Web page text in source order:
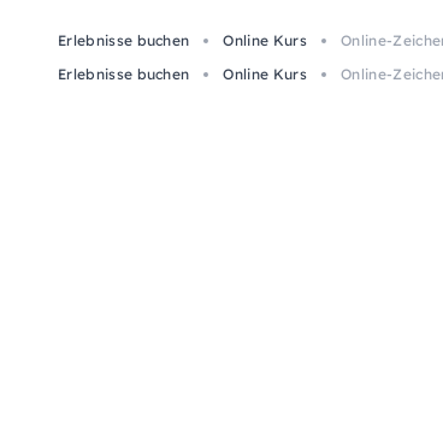
Erlebnisse buchen Online Kurs
Online-
Erlebnisse buchen
Online Kurs Online-